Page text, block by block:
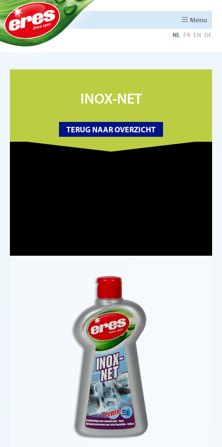
Menu
NL FR EN DE
INOX-NET
TERUG NAAR OVERZICHT